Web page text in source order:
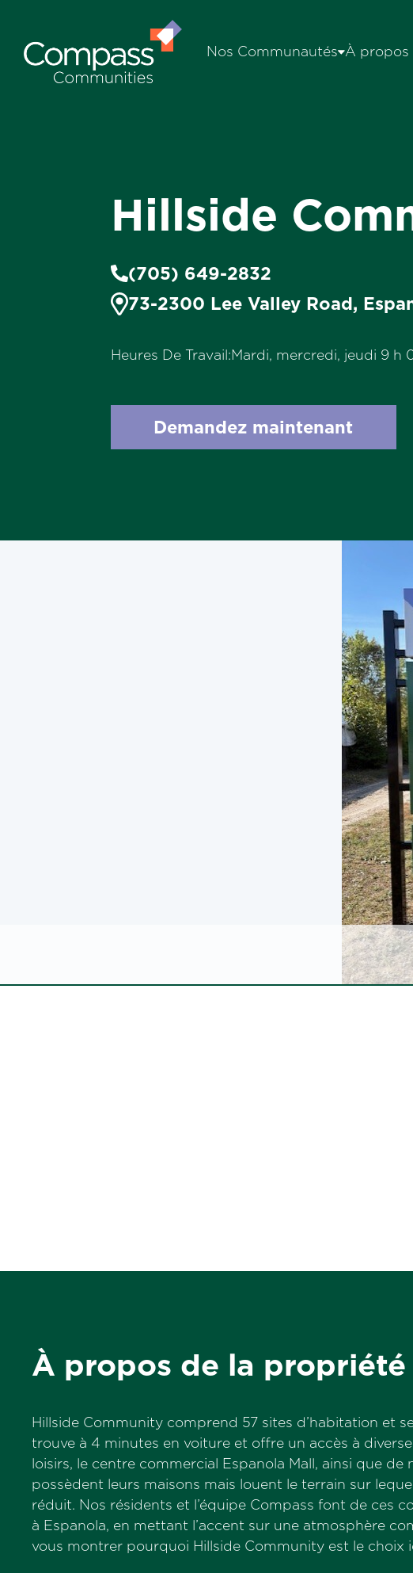
Nos Communautés À propos
Hillside
(705) 649-2832
73-2300 Lee Valley Road,
Heures De Travail:Mardi, mercredi, jeudi 9 h
Demandez maintenant
À propos de la propriété
Hillside Community comprend 57 sites d’habitation et
trouve à 4 minutes en voiture et offre un accès à
loisirs, le centre commercial Espanola Mall, ainsi que
possèdent leurs maisons mais louent le terrain sur
réduit. Nos résidents et l’équipe Compass font de ces
à Espanola, en mettant l’accent sur une atmosphère
vous montrer pourquoi Hillside Community est le choix